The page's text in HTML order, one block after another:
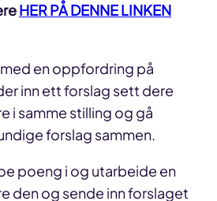
HER PÅ DENNE LINKEN
en oppfordring på
inn ett forslag sett dere
i samme stilling og gå
forslag sammen.
poeng i og utarbeide en
den og sende inn forslaget